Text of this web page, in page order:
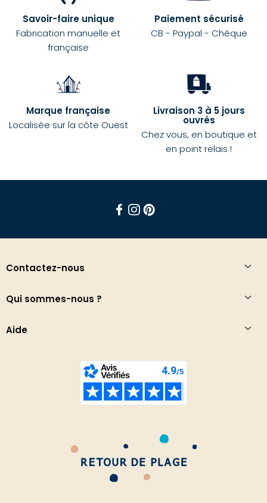
Savoir-faire unique
Fabrication manuelle et
française
Paiement sécurisé
CB - Paypal - Chèque
Marque française
Localisée sur la côte Ouest
Livraison 3 à 5 jours
ouvrés
Chez vous, en boutique et
en point relais !
Contactez-nous
Qui sommes-nous ?
Aide